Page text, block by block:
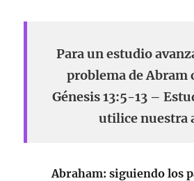
Para un estudio
problema de Abram
Génesis 13:5-13 –
utilice nuestra
Abraham: siguiendo los